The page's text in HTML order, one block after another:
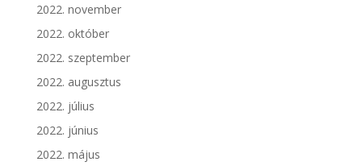
2022. november
2022. október
2022. szeptember
2022. augusztus
2022. július
2022. június
2022. május